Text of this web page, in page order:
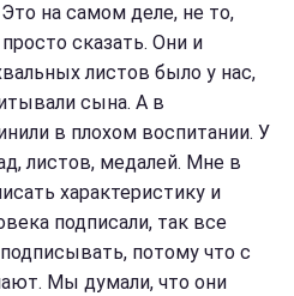
на самом деле, не то,
сказать. Они и
листов было у нас,
сына. А в
в плохом воспитании. У
листов, медалей. Мне в
характеристику и
подписали, так все
потому что с
Мы думали, что они